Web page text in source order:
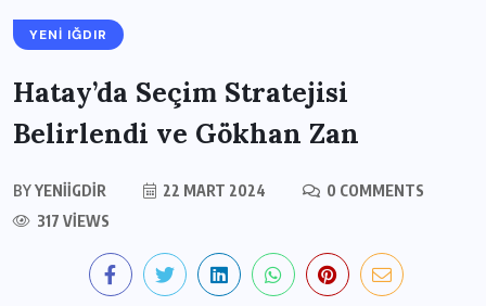
YENI IĞDIR
Hatay’da Seçim Stratejisi
Belirlendi ve Gökhan Zan
BYYENIIGDIR 22 MART 2024
0 COMMENTS
317 VIEWS